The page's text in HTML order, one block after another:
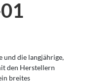
und die langjährige,
den Herstellern
breites